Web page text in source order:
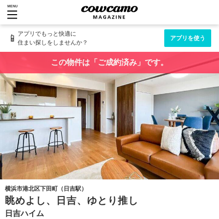
MENU
📱 アプリでもっと快適に
住まい探しをしませんか？
アプリを使う
この物件は「ご成約済み」です。
横浜市港北区下田町（日吉駅）
眺めよし、日吉、ゆとり推し
日吉ハイム